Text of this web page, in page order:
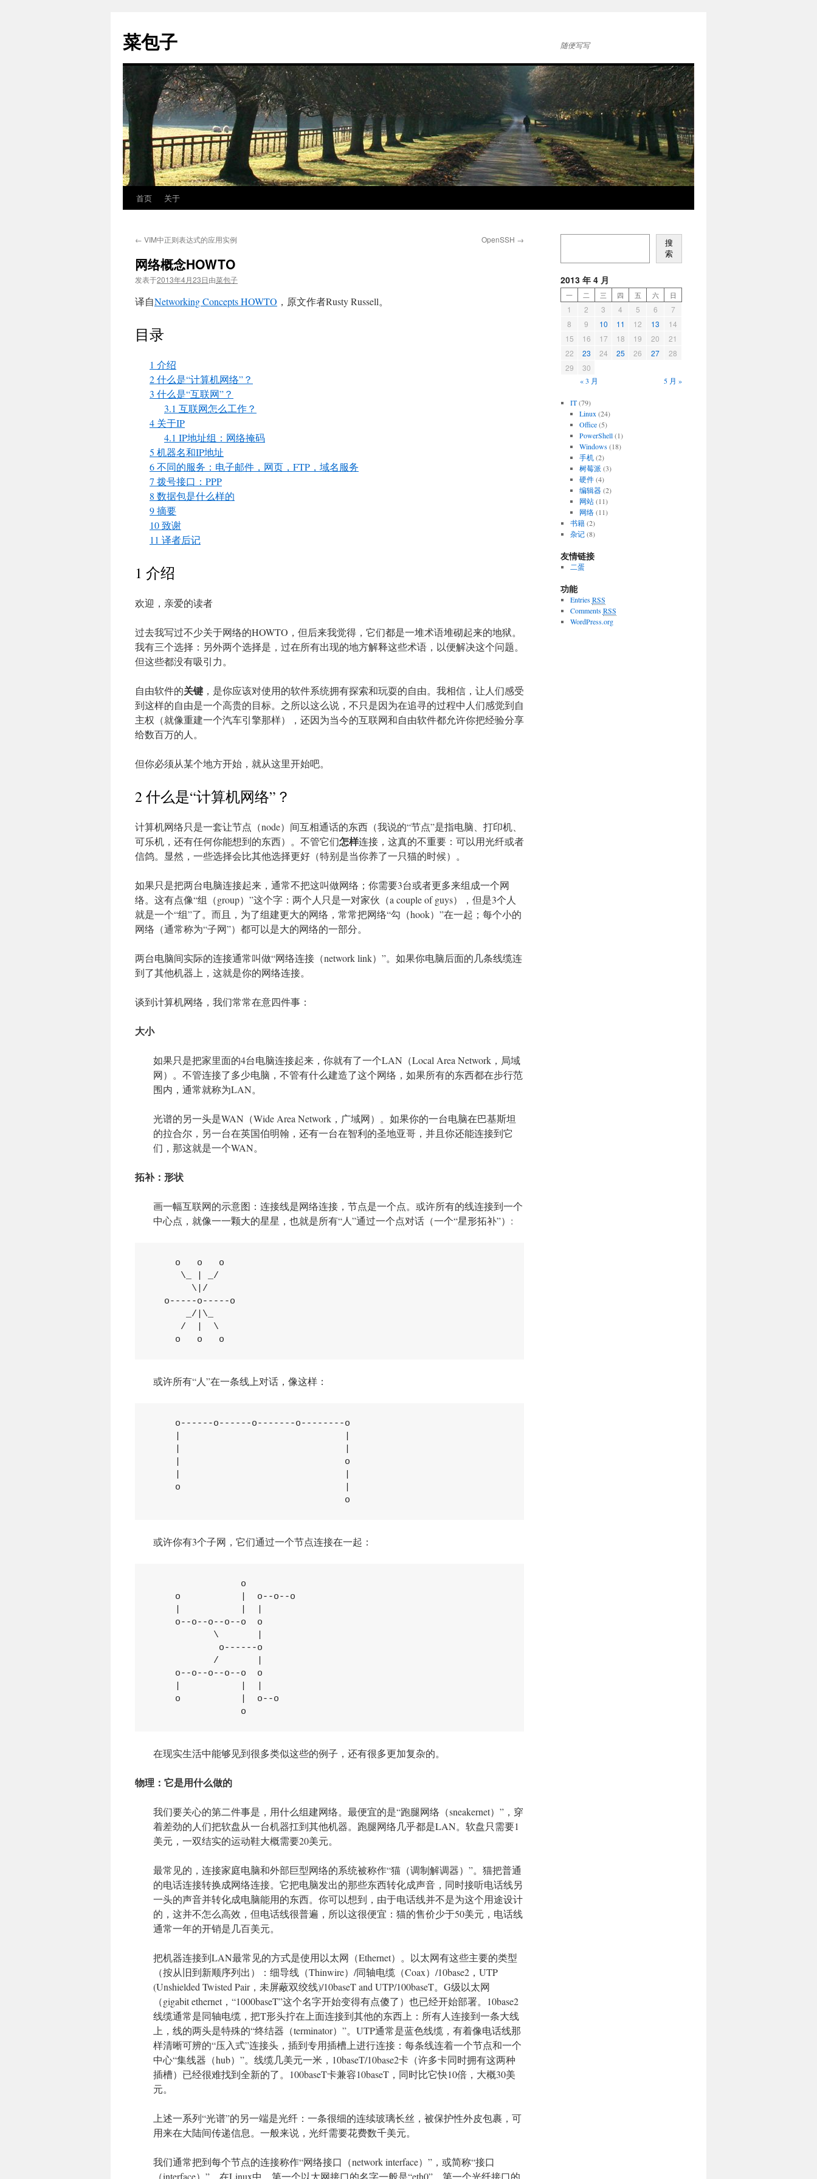
正
文
菜包子 随便写写
首页 关于
← VIM中正则表达式的应用实例 OpenSSH →
网络概念HOWTO
发表于2013年4月23日由菜包子
译自Networking Concepts HOWTO ，原文作者Rusty Russell。
目录
1 介绍
2 什么是“计算机网络”？
3 什么是“互联网”？
3.1 互联网怎么工作？
4 关于IP
4.1 IP地址组：网络掩码
5 机器名和IP地址
6 不同的服务：电子邮件，网页，FTP，域名服务
7 拨号接口：PPP
8 数据包是什么样的
9 摘要
10 致谢
11 译者后记
1 介绍
欢迎，亲爱的读者
过去我写过不少关于网络的HOWTO，但后来我觉得，它们都是一堆术语堆砌起来的地狱。
我有三个选择：另外两个选择是，过在所有出现的地方解释这些术语，以便解决这个问题。
但这些都没有吸引力。
自由软件的关键 ，是你应该对使用的软件系统拥有探索和玩耍的自由。我相信，让人们感受
到这样的自由是一个高贵的目标。之所以这么说，不只是因为在追寻的过程中人们感觉到自
主权（就像重建一个汽车引擎那样），还因为当今的互联网和自由软件都允许你把经验分享
给数百万的人。
但你必须从某个地方开始，就从这里开始吧。
2 什么是“计算机网络”？
计算机网络只是一套让节点（node）间互相通话的东西（我说的“节点”是指电脑、打印机、
可乐机，还有任何你能想到的东西）。不管它们怎样连接，这真的不重要：可以用光纤或者
信鸽。显然，一些选择会比其他选择更好（特别是当你养了一只猫的时候）。
如果只是把两台电脑连接起来，通常不把这叫做网络；你需要3台或者更多来组成一个网
络。这有点像“组（group）”这个字：两个人只是一对家伙（a couple of guys），但是3个人
就是一个“组”了。而且，为了组建更大的网络，常常把网络“勾（hook）”在一起；每个小的
网络（通常称为“子网”）都可以是大的网络的一部分。
两台电脑间实际的连接通常叫做“网络连接（network link）”。如果你电脑后面的几条线缆连
到了其他机器上，这就是你的网络连接。
谈到计算机网络，我们常常在意四件事：
大小
如果只是把家里面的4台电脑连接起来，你就有了一个LAN（Local Area Network，局域
网）。不管连接了多少电脑，不管有什么建造了这个网络，如果所有的东西都在步行范
围内，通常就称为LAN。
光谱的另一头是WAN（Wide Area Network，广域网）。如果你的一台电脑在巴基斯坦
的拉合尔，另一台在英国伯明翰，还有一台在智利的圣地亚哥，并且你还能连接到它
们，那这就是一个WAN。
拓补：形状
画一幅互联网的示意图：连接线是网络连接，节点是一个点。或许所有的线连接到一个
中心点，就像一一颗大的星星，也就是所有“人”通过一个点对话（一个“星形拓补”）:
    o   o   o
     \_ | _/
       \|/
  o-----o-----o
      _/|\_
     /  |  \
    o   o   o
或许所有“人”在一条线上对话，像这样：
    o------o------o-------o--------o
    |                              o
    o                              |
                                   o
或许你有3个子网，它们通过一个节点连接在一起：
                o
    o           |  o--o--o
    o--o--o--o--o  o
           \       |
            o------o
           /       |
    o--o--o--o--o  o
    o           |  o--o
                o
在现实生活中能够见到很多类似这些的例子，还有很多更加复杂的。
物理：它是用什么做的
我们要关心的第二件事是，用什么组建网络。最便宜的是“跑腿网络（sneakernet）”，穿
着差劲的人们把软盘从一台机器扛到其他机器。跑腿网络几乎都是LAN。软盘只需要1
美元，一双结实的运动鞋大概需要20美元。
最常见的，连接家庭电脑和外部巨型网络的系统被称作“猫（调制解调器）”。猫把普通
的电话连接转换成网络连接。它把电脑发出的那些东西转化成声音，同时接听电话线另
一头的声音并转化成电脑能用的东西。你可以想到，由于电话线并不是为这个用途设计
的，这并不怎么高效，但电话线很普遍，所以这很便宜：猫的售价少于50美元，电话线
通常一年的开销是几百美元。
把机器连接到LAN最常见的方式是使用以太网（Ethernet）。以太网有这些主要的类型
（按从旧到新顺序列出）：细导线（Thinwire）/同轴电缆（Coax）/10base2，UTP
(Unshielded Twisted Pair，未屏蔽双绞线)/10baseT and UTP/100baseT。G级以太网
（gigabit ethernet，“1000baseT”这个名字开始变得有点傻了）也已经开始部署。10base2
线缆通常是同轴电缆，把T形头拧在上面连接到其他的东西上：所有人连接到一条大线
上，线的两头是特殊的“终结器（terminator）”。UTP通常是蓝色线缆，有着像电话线那
样清晰可辨的“压入式”连接头，插到专用插槽上进行连接：每条线连着一个节点和一个
中心“集线器（hub）”。线缆几美元一米，10baseT/10base2卡（许多卡同时拥有这两种
插槽）已经很难找到全新的了。100baseT卡兼容10baseT，同时比它快10倍，大概30美
元。
上述一系列“光谱”的另一端是光纤：一条很细的连续玻璃长丝，被保护性外皮包裹，可
用来在大陆间传递信息。一般来说，光纤需要花费数千美元。
我们通常把到每个节点的连接称作“网络接口（network interface）”，或简称“接口
（interface）”。在Linux中，第一个以太网接口的名字一般是“eth0”，第一个光纤接口的
搜
索
2013 年 4 月
一 二 三 四 五 六 日
1 2 3 4 5 6
7
8
9 10 11 12 13
14
15
16 17 18 19 20
21
22
23 24 25 26 27
28
29
30
« 3 月 5 月 »
IT(79)
Linux (24)
Office(5)
PowerShell(1)
Windows(18)
手机(2)
树莓派 (3)
硬件(4)
编辑器(2)
网站(11)
网络(11)
书籍(2)
杂记(8)
友情链接
二蛋
功能
EntriesRSS
CommentsRSS
WordPress.org